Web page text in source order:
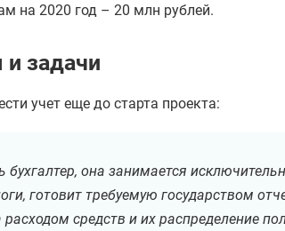
на 2020 год – 20 млн рублей.
задачи
учет еще до старта проекта:
бухгалтер, она занимается
готовит требуемую государством
расходом средств и их распределение